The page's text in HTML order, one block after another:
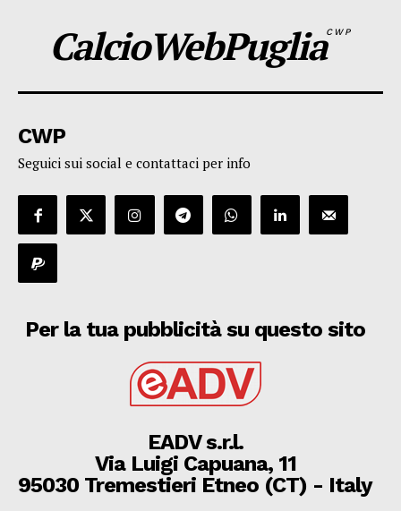
CalcioWebPugliaCWP
CWP
Seguici sui social e contattaci per info
Per la tua pubblicità su questo sito
EADV s.r.l.
Via Luigi Capuana, 11
95030 Tremestieri Etneo (CT) - Italy